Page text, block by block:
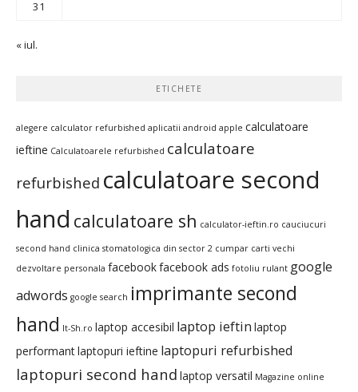
31
« iul.
ETICHETE
alegere calculator refurbished aplicatii android apple calculatoare
ieftine Calculatoarele refurbished calculatoare
refurbished calculatoare second
hand calculatoare sh calculator-ieftin.ro cauciucuri
second hand clinica stomatologica din sector 2 cumpar carti vechi
dezvoltare personala facebookfacebook ads fotoliu rulant google
adwords google search imprimante second
hand It-Sh.ro laptop accesibil laptop ieftin laptop
performantlaptopuri ieftine laptopuri refurbished
laptopuri second hand laptop versatil Magazine online